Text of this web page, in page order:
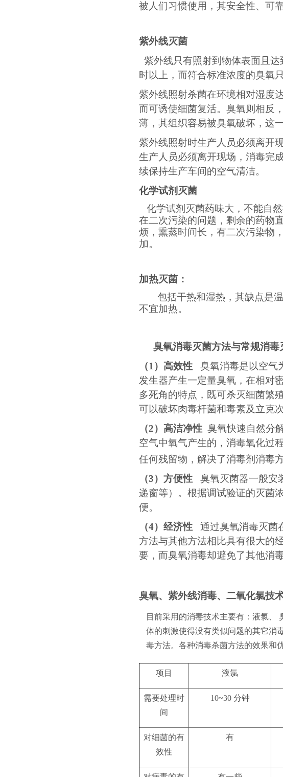
被人们习惯使用，其安全性、可
紫外线灭菌
紫外线只有照射到物体表面且
时以上，而符合标准浓度的臭氧
紫外线照射杀菌在环境相对湿度
而可诱使细菌复活。臭氧则 相反
薄，其组织容易被臭氧破坏，这
紫外线照射时生产人员必须离开
生产人员必须离开现场，消毒完
续保持生产车间的空气清洁。
化学试剂灭菌
化学试剂灭菌药味大，不能自
在二次污染的问题，剩余的药物
烦，熏蒸时间长，有二次污染物
加。
加热灭菌：
包括干热和湿热，其缺点是
不宜加热。
臭氧消毒灭菌方法与常规消
（1）高效性 臭氧消毒是以空气
发生器产生一定量臭氧，在相对
多死角的特点，既可杀灭细菌繁
可以破坏肉毒杆菌和毒素及立克
（2）高洁净性 臭氧快速自然分
空气中氧气产生的，消毒氧化过
任何残留物，解决了消毒剂消毒
（3）方便性 臭氧灭菌器一般安
递窗等）。根据调试验证的灭菌
便。
（4）经济性 通过臭氧消毒灭菌
方法与其他方法相比具有很大的
要，而臭氧消毒却避免了其他消
臭氧、紫外线消毒、二氧化氯技
目前采用的消毒技术主要有：液氯、
体的刺激使得没有类似问题的其它消
毒方法。各种消毒杀菌方法的效果和
项目 液氯
需要处理时
间
10~30 分钟
对细菌的有
效性
有